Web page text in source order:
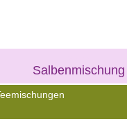
Salbenmischung